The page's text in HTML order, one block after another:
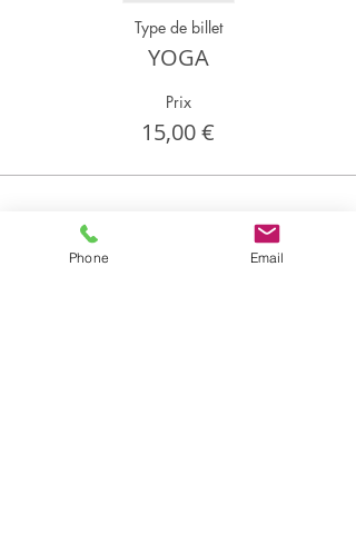
Type de billet
YOGA
Prix
15,00 €
Partager cet événement
Phone Email